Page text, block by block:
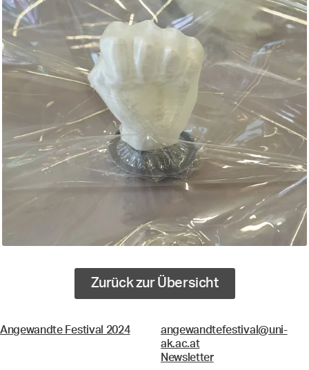
Zurück zur Übersicht
Angewandte Festival 2024
angewandtefestival@uni-
ak.ac.at
Newsletter